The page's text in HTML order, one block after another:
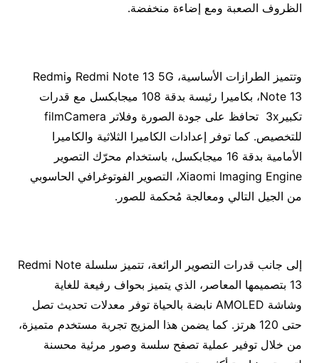
الظروف الصعبة ومع إضاءة منخفضة.
وتتميز الطرازات الأساسية، Redmi Note 13 5G وRedmi
Note 13، بكاميرا رئيسة بدقة 108 ميجابكسل مع قدرات
تكبير3x تحافظ على جودة الصورة وفلاتر filmCamera
للتخصيص. كما توفر إعدادات الكاميرا الثلاثية والكاميرا
الأمامية بدقة 16 ميجابكسل، باستخدام محرّك التصوير
Xiaomi Imaging Engine، التصوير الفوتوغرافي الحاسوبي
من الجيل التالي ومعالجة مُحكمة للصور.
إلى جانب قدرات التصوير الرائعة، تتميز سلسلة Redmi Note
13 بتصميمها المعاصر، الذي يتميز بحواف رفيعة للغاية
وشاشة AMOLED نابضة بالحياة توفر معدلات تحديث تصل
حتى 120 هرتز. كما يضمن هذا المزيج تجربة مستخدم متميزة،
من خلال توفير عملية تصفح سلسة وصور مرئية محسنة